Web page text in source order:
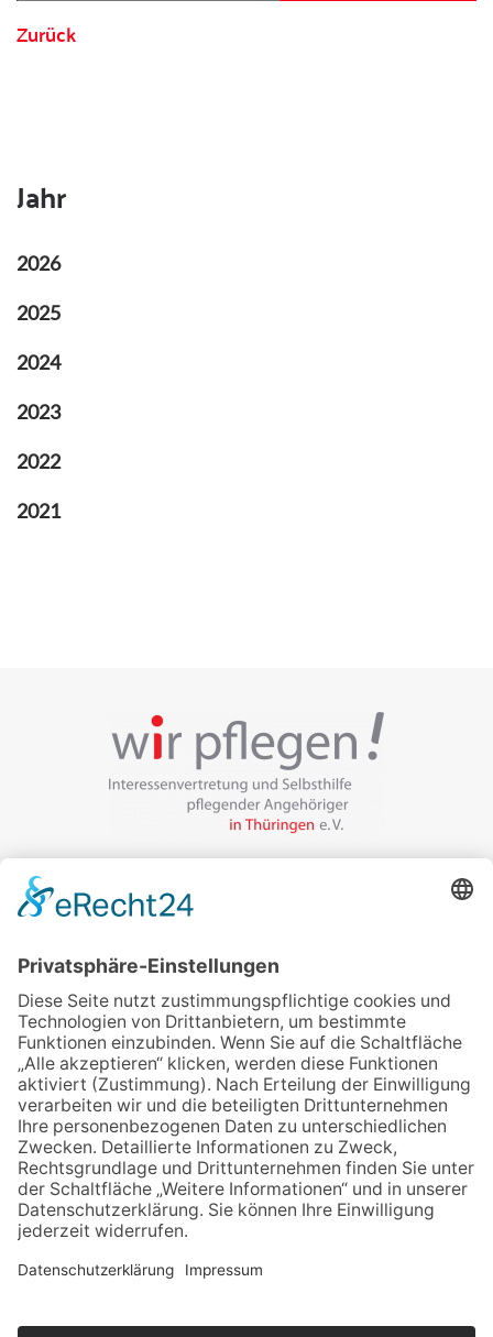
Zurück
Jahr
2026
2025
2024
2023
2022
2021
Veranstalter:
wir pflegen in Thüringen e.V.
99085 Erfurt
Email schreiben
Uns unterstützen / Spenden
Alle Termine
Übersichtskarte
Veranstaltung anmelden
Kontakt Datenschutz Impressum